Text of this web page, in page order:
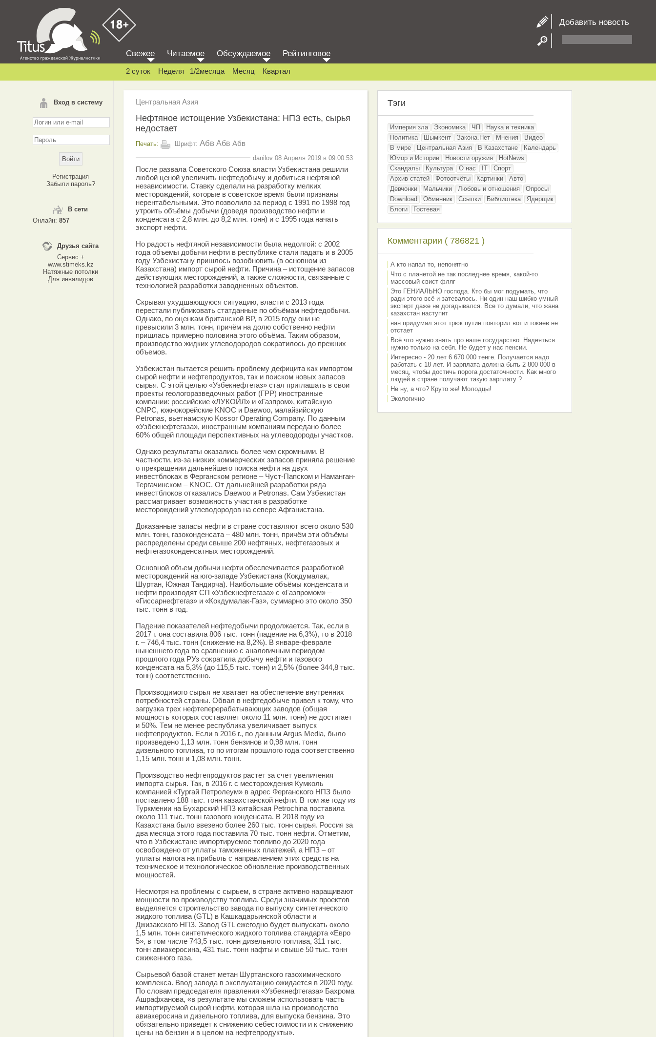
Добавить новость
Вход в систему
Регистрация
Забыли пароль?
В сети
Онлайн: 857
Друзья сайта
Сервис +
www.stimeks.kz
Натяжные потолки
Для инвалидов
Свежее Читаемое Обсуждаемое Рейтинговое
2 суток Неделя 1/2месяца Месяц Квартал
Центральная Азия
Нефтяное истощение Узбекистана: НПЗ есть, сырья
недостает
Печать: Шрифт: Абв Абв Абв
danilov 08 Апреля 2019 в 09:00:53
После развала Советского Союза власти Узбекистана решили
любой ценой увеличить нефтедобычу и добиться нефтяной
независимости. Ставку сделали на разработку мелких
месторождений, которые в советское время были признаны
нерентабельными. Это позволило за период с 1991 по 1998 год
утроить объёмы добычи (доведя производство нефти и
конденсата с 2,8 млн. до 8,2 млн. тонн) и с 1995 года начать
экспорт нефти.
Но радость нефтяной независимости была недолгой: с 2002
года объемы добычи нефти в республике стали падать и в 2005
году Узбекистану пришлось возобновить (в основном из
Казахстана) импорт сырой нефти. Причина – истощение запасов
действующих месторождений, а также сложности, связанные с
технологией разработки заводненных объектов.
Скрывая ухудшающуюся ситуацию, власти с 2013 года
перестали публиковать статданные по объёмам нефтедобычи.
Однако, по оценкам британской BP, в 2015 году они не
превысили 3 млн. тонн, причём на долю собственно нефти
пришлась примерно половина этого объёма. Таким образом,
производство жидких углеводородов сократилось до прежних
объемов.
Узбекистан пытается решить проблему дефицита как импортом
сырой нефти и нефтепродуктов, так и поиском новых запасов
сырья. С этой целью «Узбекнефтегаз» стал приглашать в свои
проекты геологоразведочных работ (ГРР) иностранные
компании: российские «ЛУКОЙЛ» и «Газпром», китайскую
СNPC, южнокорейские KNOC и Daewoo, малайзийскую
Petronas, вьетнамскую Kossor Operating Company. По данным
«Узбекнефтегаза», иностранным компаниям передано более
60% общей площади перспективных на углеводороды участков.
Однако результаты оказались более чем скромными. В
частности, из-за низких коммерческих запасов приняла решение
о прекращении дальнейшего поиска нефти на двух
инвестблоках в Ферганском регионе – Чуст-Папском и Наманган-
Тергачинском – KNOC. От дальнейшей разработки ряда
инвестблоков отказались Daewoo и Petronas. Сам Узбекистан
рассматривает возможность участия в разработке
месторождений углеводородов на севере Афганистана.
Доказанные запасы нефти в стране составляют всего около 530
млн. тонн, газоконденсата – 480 млн. тонн, причём эти объёмы
распределены среди свыше 200 нефтяных, нефтегазовых и
нефтегазоконденсатных месторождений.
Основной объем добычи нефти обеспечивается разработкой
месторождений на юго-западе Узбекистана (Кокдумалак,
Шуртан, Южная Тандирча). Наибольшие объёмы конденсата и
нефти производят СП «Узбекнефтегаза» с «Газпромом» –
«Гиссарнефтегаз» и «Кокдумалак-Газ», суммарно это около 350
тыс. тонн в год.
Падение показателей нефтедобычи продолжается. Так, если в
2017 г. она составила 806 тыс. тонн (падение на 6,3%), то в 2018
г. – 746,4 тыс. тонн (снижение на 8,2%). В январе-феврале
нынешнего года по сравнению с аналогичным периодом
прошлого года РУз сократила добычу нефти и газового
конденсата на 5,3% (до 115,5 тыс. тонн) и 2,5% (более 344,8 тыс.
тонн) соответственно.
Производимого сырья не хватает на обеспечение внутренних
потребностей страны. Обвал в нефтедобыче привел к тому, что
загрузка трех нефтеперерабатывающих заводов (общая
мощность которых составляет около 11 млн. тонн) не достигает
и 50%. Тем не менее республика увеличивает выпуск
нефтепродуктов. Если в 2016 г., по данным Argus Media, было
произведено 1,13 млн. тонн бензинов и 0,98 млн. тонн
дизельного топлива, то по итогам прошлого года соответственно
1,15 млн. тонн и 1,08 млн. тонн.
Производство нефтепродуктов растет за счет увеличения
импорта сырья. Так, в 2016 г. с месторождения Кумколь
компанией «Тургай Петролеум» в адрес Ферганского НПЗ было
поставлено 188 тыс. тонн казахстанской нефти. В том же году из
Туркмении на Бухарский НПЗ китайская Petrochina поставила
около 111 тыс. тонн газового конденсата. В 2018 году из
Казахстана было ввезено более 260 тыс. тонн сырья. Россия за
два месяца этого года поставила 70 тыс. тонн нефти. Отметим,
что в Узбекистане импортируемое топливо до 2020 года
освобождено от уплаты таможенных платежей, а НПЗ – от
уплаты налога на прибыль с направлением этих средств на
техническое и технологическое обновление производственных
мощностей.
Несмотря на проблемы с сырьем, в стране активно наращивают
мощности по производству топлива. Среди значимых проектов
выделяется строительство завода по выпуску синтетического
жидкого топлива (GTL) в Кашкадарьинской области и
Джизакского НПЗ. Завод GTL ежегодно будет выпускать около
1,5 млн. тонн синтетического жидкого топлива стандарта «Евро
5», в том числе 743,5 тыс. тонн дизельного топлива, 311 тыс.
тонн авиакеросина, 431 тыс. тонн нафты и свыше 50 тыс. тонн
сжиженного газа.
Сырьевой базой станет метан Шуртанского газохимического
комплекса. Ввод завода в эксплуатацию ожидается в 2020 году.
По словам председателя правления «Узбекнефтегаза» Бахрома
Ашрафханова, «в результате мы сможем использовать часть
импортируемой сырой нефти, которая шла на производство
авиакеросина и дизельного топлива, для выпуска бензина. Это
обязательно приведет к снижению себестоимости и к снижению
цены на бензин и в целом на нефтепродукты».
Тэги
Империя зла Экономика ЧП
Наука и техника
Политика
Шымкент Закона.Нет Мнения
Видео
В мире
Центральная Азия В Казахстане
Календарь
Юмор и Истории
Новости оружия
HotNews
Скандалы
Культура О нас IT
Спорт
Архив статей
Фотоотчёты Картинки
Авто
Девчонки
Мальчики Любовь и отношения
Опросы
Download
Обменник Ссылки Библиотека
Ядерщик
Блоги
Гостевая
Комментарии ( 786821 )
А кто напал то, непонятно
Что с планетой не так последнее время, какой-то
массовый свист фляг
Это ГЕНИАЛЬНО господа. Кто бы мог подумать, что
ради этого всё и затевалось. Ни один наш шибко умный
эксперт даже не догадывался. Все то думали, что жана
казахстан наступит
нан придумал этот трюк путин повторил вот и токаев не
отстает
Всё что нужно знать про наше государство. Надеяться
нужно только на себя. Не будет у нас пенсии.
Интересно - 20 лет 6 670 000 тенге. Получается надо
работать с 18 лет. И зарплата должна быть 2 800 000 в
месяц, чтобы достичь порога достаточности. Как много
людей в стране получают такую зарплату ?
Не ну, а что? Круто же! Молодцы!
Экологично